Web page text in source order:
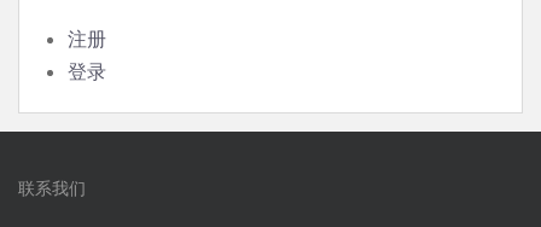
注册
登录
联系我们